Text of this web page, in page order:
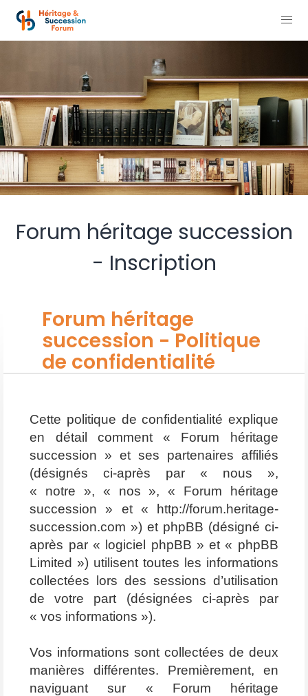
Forum héritage succession
- Inscription
Forum héritage
succession - Politique
de confidentialité
Cette politique de confidentialité explique
en détail comment « Forum héritage
succession » et ses partenaires affiliés
(désignés ci-après par « nous »,
« notre », « nos », « Forum héritage
succession » et « http://forum.heritage-
succession.com ») et phpBB (désigné ci-
après par « logiciel phpBB » et « phpBB
Limited ») utilisent toutes les informations
collectées lors des sessions d’utilisation
de votre part (désignées ci-après par
« vos informations »).
Vos informations sont collectées de deux
manières différentes. Premièrement, en
naviguant sur « Forum héritage